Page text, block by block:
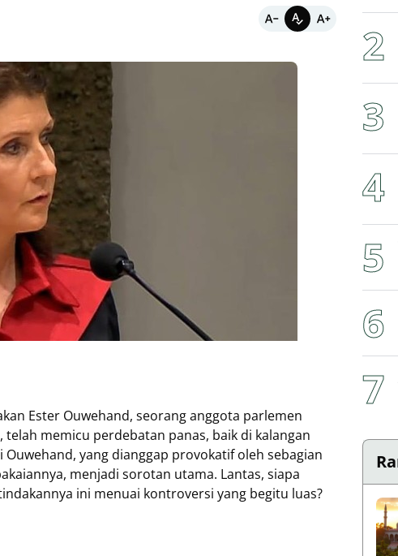
Ester Ouwehand, seorang anggota parlemen
memicu perdebatan panas, baik di kalangan
yang dianggap provokatif oleh sebagian
menjadi sorotan utama. Lantas, siapa
ini menuai kontroversi yang begitu luas?